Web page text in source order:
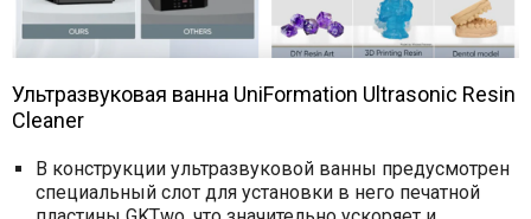
Ультразвуковая ванна UniFormation Ultrasonic Resin
Cleaner
В конструкции ультразвуковой ванны предусмотрен
специальный слот для установки в него печатной